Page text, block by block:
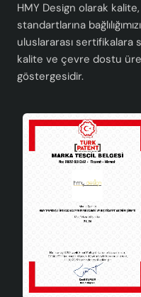
sunar.
A enerji sınıfı ile
tasarrufludur.
Tek ampul başlıklı
sağlar.
artırılmıştır.
E27 duy tipi ile
sunar.
CE standartlarına
sağlar.
Teknik Özellikler
Malzeme Seramik
Enerji Sınıfı A
HMY Design olarak
standartlarına
uluslararası sertifikalara
kalite ve çevre dostu
göstergesidir.